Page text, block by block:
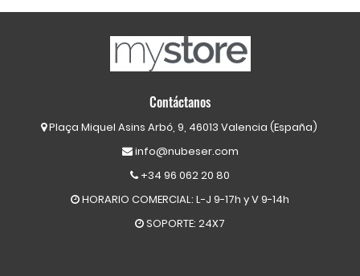
Contáctanos
Plaça Miquel Asins Arbó, 9, 46013 Valencia (España)
info@nubeser.com
+34 96 062 20 80
HORARIO COMERCIAL: L-J 9-17h y V 9-14h
SOPORTE: 24X7